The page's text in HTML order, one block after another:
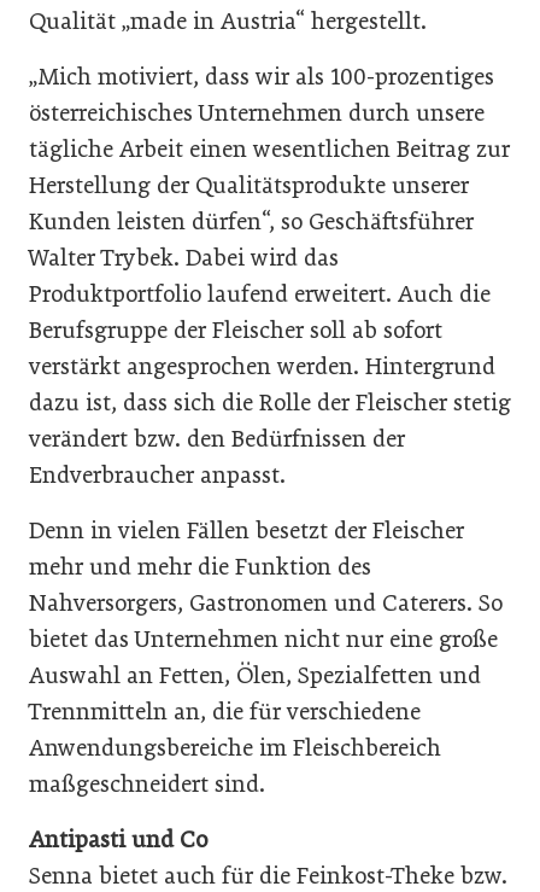
Qualität „made in Austria“ hergestellt.
„Mich motiviert, dass wir als 100-prozentiges
österreichisches Unternehmen durch unsere
tägliche Arbeit einen wesentlichen Beitrag zur
Herstellung der Qualitätsprodukte unserer
Kunden leisten dürfen“, so Geschäftsführer
Walter Trybek. Dabei wird das
Produktportfolio laufend erweitert. Auch die
Berufsgruppe der Fleischer soll ab sofort
verstärkt angesprochen werden. Hintergrund
dazu ist, dass sich die Rolle der Fleischer stetig
verändert bzw. den Bedürfnissen der
Endverbraucher anpasst.
Denn in vielen Fällen besetzt der Fleischer
mehr und mehr die Funktion des
Nahversorgers, Gastronomen und Caterers. So
bietet das Unternehmen nicht nur eine große
Auswahl an Fetten, Ölen, Spezialfetten und
Trennmitteln an, die für verschiedene
Anwendungsbereiche im Fleischbereich
maßgeschneidert sind.
Antipasti und Co
Senna bietet auch für die Feinkost-Theke bzw.